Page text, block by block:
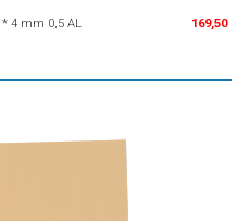
* 4 mm 0,5 AL 169,50